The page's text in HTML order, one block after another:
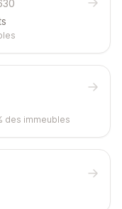
des immeubles